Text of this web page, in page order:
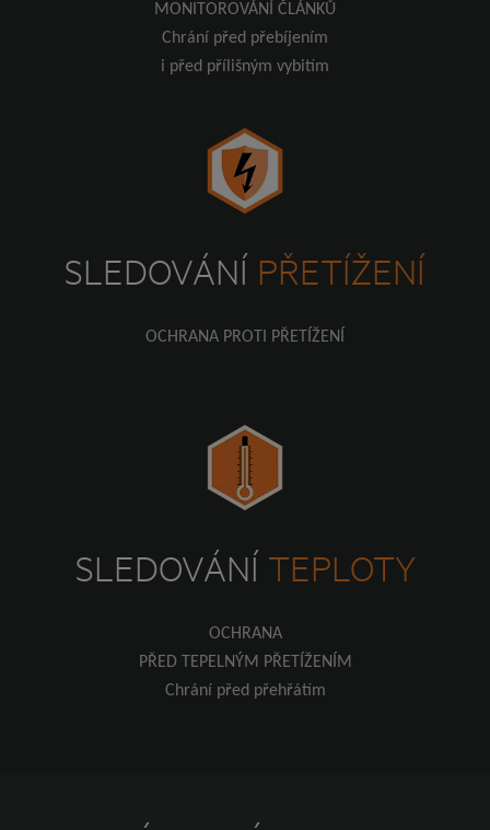
MONITOROVÁNÍ ČLÁNKŮ
Chrání před přebíjením
i před přílišným vybitím
SLEDOVÁNÍ PŘETÍŽENÍ
OCHRANA PROTI PŘETÍŽENÍ
SLEDOVÁNÍ TEPLOTY
OCHRANA
PŘED TEPELNÝM PŘETÍŽENÍM
Chrání před přehřátím